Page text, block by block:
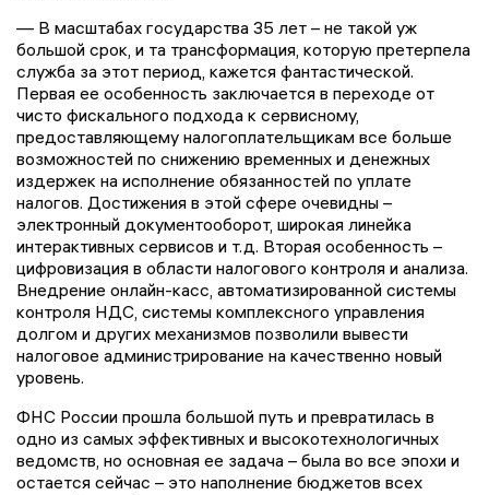
— В масштабах государства 35 лет – не такой уж
большой срок, и та трансформация, которую претерпела
служба за этот период, кажется фантастической.
Первая ее особенность заключается в переходе от
чисто фискального подхода к сервисному,
предоставляющему налогоплательщикам все больше
возможностей по снижению временных и денежных
издержек на исполнение обязанностей по уплате
налогов. Достижения в этой сфере очевидны –
электронный документооборот, широкая линейка
интерактивных сервисов и т.д. Вторая особенность –
цифровизация в области налогового контроля и анализа.
Внедрение онлайн-касс, автоматизированной системы
контроля НДС, системы комплексного управления
долгом и других механизмов позволили вывести
налоговое администрирование на качественно новый
уровень.
ФНС России прошла большой путь и превратилась в
одно из самых эффективных и высокотехнологичных
ведомств, но основная ее задача – была во все эпохи и
остается сейчас – это наполнение бюджетов всех